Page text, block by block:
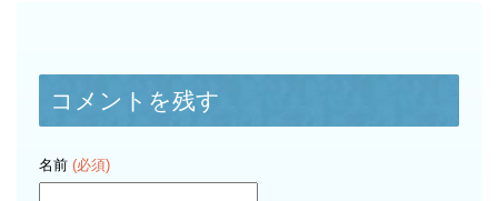
コメントを残す
名前 (必須)